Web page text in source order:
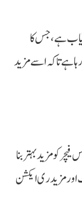
ہے، جس کا
ہے تاکہ اسے مزید
کو مزید بہتر بنا
اور مزید ری ایکشن